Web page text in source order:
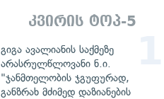
კვირის ტოპ-5
გიგა ავალიანის საქმეზე
არასრულწლოვანი ნ.ი.
"ჯანმთელობის ჯგუფურად,
განზრახ მძიმედ დაზიანების